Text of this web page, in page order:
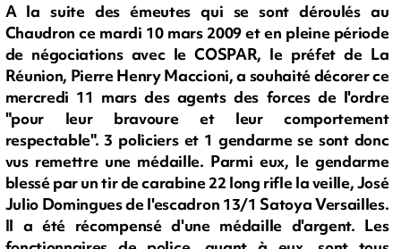
A la suite des émeutes qui se sont déroulés au
Chaudron ce mardi 10 mars 2009 et en pleine période
de négociations avec le COSPAR, le préfet de La
Réunion, Pierre Henry Maccioni, a souhaité décorer ce
mercredi 11 mars des agents des forces de l'ordre
"pour leur bravoure et leur comportement
respectable". 3 policiers et 1 gendarme se sont donc
vus remettre une médaille. Parmi eux, le gendarme
blessé par un tir de carabine 22 long rifle la veille, José
Julio Domingues de l'escadron 13/1 Satoya Versailles.
Il a été récompensé d'une médaille d'argent. Les